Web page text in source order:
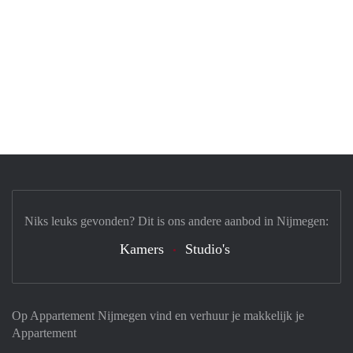
Op Appartement Nijmegen vind en verhuur je makkelijk je
Appartement
Niks leuks gevonden? Dit is ons andere aanbod in Nijmegen:
Kamers Studio's